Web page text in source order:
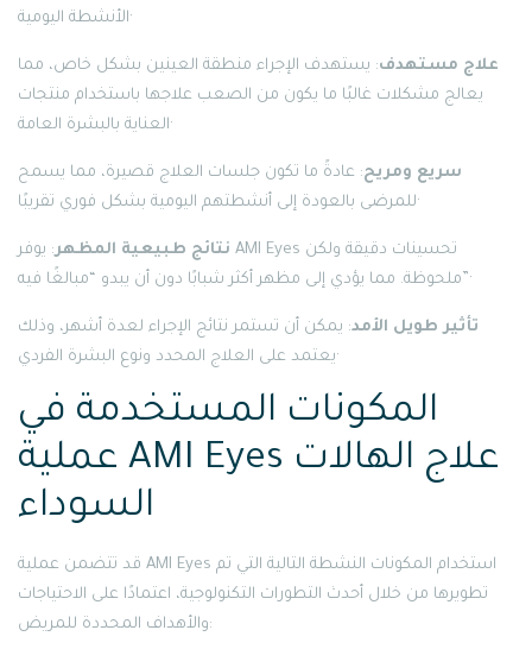
الأنشطة اليومية·
علاج مستهدف: يستهدف الإجراء منطقة العينين بشكل خاص، مما
يعالج مشكلات غالبًا ما يكون من الصعب علاجها باستخدام منتجات
العناية بالبشرة العامة·
سريع ومريح: عادةً ما تكون جلسات العلاج قصيرة، مما يسمح
للمرضى بالعودة إلى أنشطتهم اليومية بشكل فوري تقريبًا·
نتائج طبيعية المظهر: يوفر AMI Eyes تحسينات دقيقة ولكن
ملحوظة. مما يؤدي إلى مظهر أكثر شبابًا دون أن يبدو “مبالغًا فيه”·
تأثير طويل الأمد: يمكن أن تستمر نتائج الإجراء لعدة أشهر، وذلك
يعتمد على العلاج المحدد ونوع البشرة الفردي·
المكونات المستخدمة في
عملية AMI Eyes علاج الهالات
السوداء
قد تتضمن عملية AMI Eyes استخدام المكونات النشطة التالية التي تم
تطويرها من خلال أحدث التطورات التكنولوجية، اعتمادًا على الاحتياجات
والأهداف المحددة للمريض: